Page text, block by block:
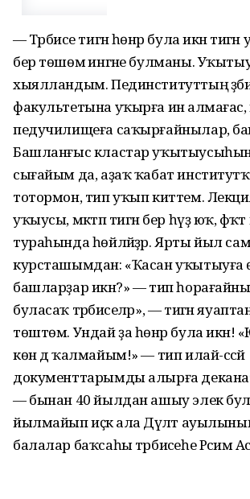
— Тәрбиәсе тигән һөнәр була икән
бер төшөмә ингәне булманы.
хыялландым. Пединституттың
факультетына уҡырға инә
педучилищеға саҡырғайнылар,
Башланғыс кластар
сығайым да, аҙаҡ ҡабат
тотормон, тип уҡып киттем.
уҡыусы, мәктәп тигән бер һүҙ юҡ, фәҡәт
тураһында һөйләйҙәр. Ярты йыл
курсташымдан: «Ҡасан уҡытыуға
башларҙар икән?» — тип
буласаҡ тәрбиәселәр», — тигән
төштөм. Ундай ҙа һөнәр була икән!
көн дә ҡалмайым!» — тип илай-сәсәй
документтарымды алырға
— бынан 40 йылдан ашыу элек
йылмайып иҫкә ала Дәүләт
балалар баҡсаһы тәрбиәсеһе Рәсимә